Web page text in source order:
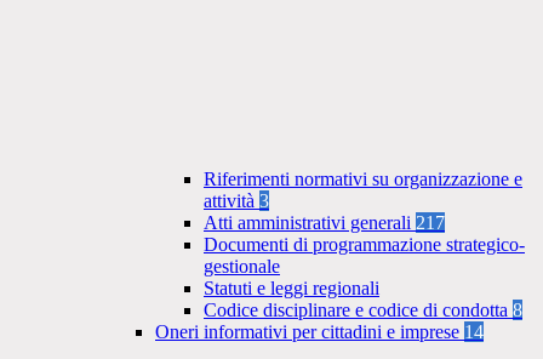
Riferimenti normativi su organizzazione e
attività 3
Atti amministrativi generali 217
Documenti di programmazione strategico-
gestionale
Statuti e leggi regionali
Codice disciplinare e codice di condotta 8
Oneri informativi per cittadini e imprese 14